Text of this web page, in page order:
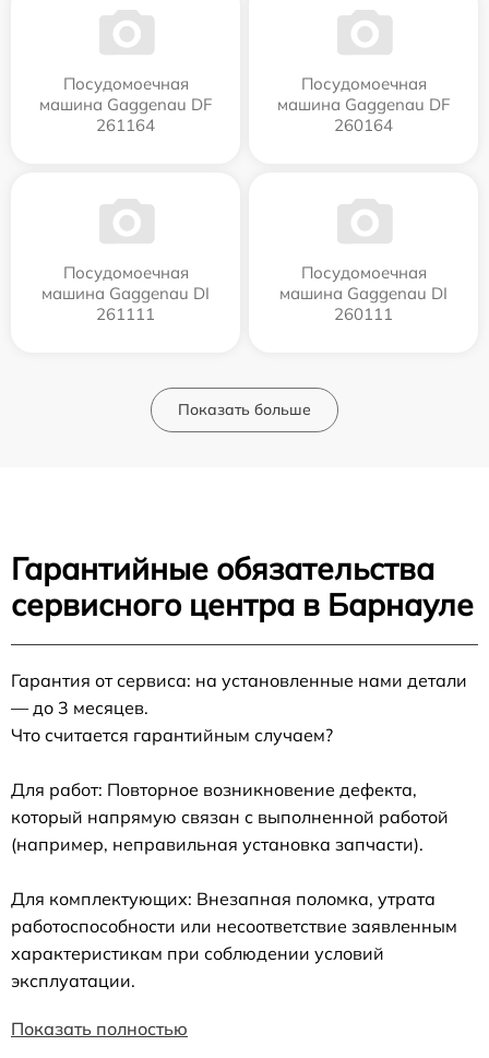
Посудомоечная
машина Gaggenau DF
261164
Посудомоечная
машина Gaggenau DF
260164
Посудомоечная
машина Gaggenau DI
261111
Посудомоечная
машина Gaggenau DI
260111
Показать больше
Гарантийные обязательства
сервисного центра в Барнауле
Гарантия от сервиса: на установленные нами детали
— до 3 месяцев.
Что считается гарантийным случаем?
Для работ: Повторное возникновение дефекта,
который напрямую связан с выполненной работой
(например, неправильная установка запчасти).
Для комплектующих: Внезапная поломка, утрата
работоспособности или несоответствие заявленным
характеристикам при соблюдении условий
эксплуатации.
Показать полностью